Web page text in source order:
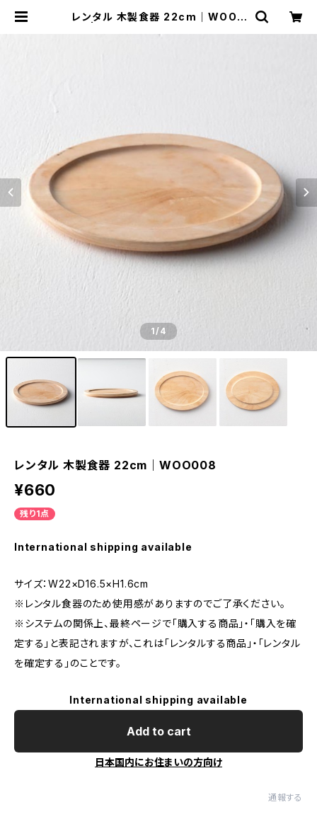
レンタル 木製食器 22cm｜WOO0
用食器のレンタルショップ
1/4
レンタル 木製食器 22cm｜WOO008
¥660
残り1点
International shipping available
サイズ：W22×D16.5×H1.6cm
※レンタル食器のため使用感がありますのでご了承ください。
※システムの関係上、最終ページで「購入する商品」・「購入を確
定する」と表記されますが、これは「レンタルする商品」・「レンタル
を確定する」のことです。
International shipping available
Add to cart
日本国内にお住まいの方向け
通報する